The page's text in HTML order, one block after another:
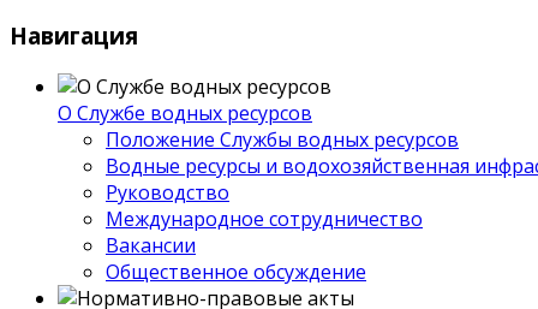
Навигация
О Службе водных ресурсов
Положение Службы водных ресурсов
Водные ресурсы и водохозяйственная
Руководство
Международное сотрудничество
Вакансии
Общественное обсуждение